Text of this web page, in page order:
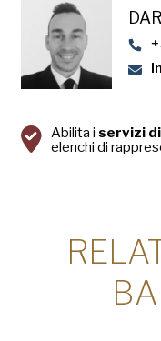
Abilita i servizi
elenchi di